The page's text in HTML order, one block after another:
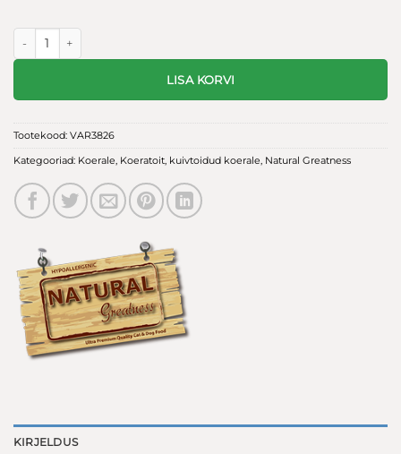
Natural Greatness teraviljavaba koerte kuivtoit Turkey Recipe kogus
LISA KORVI
Tootekood: VAR3826
Kategooriad: Koerale, Koeratoit, kuivtoidud koerale, Natural Greatness
KIRJELDUS